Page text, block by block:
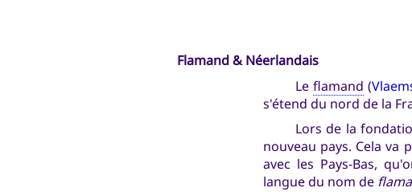
Flamand & Néerlandais
Le flamand (
s'étend du nord de la
Lors de la
nouveau pays. Cela
avec les Pays-Bas,
langue du nom de